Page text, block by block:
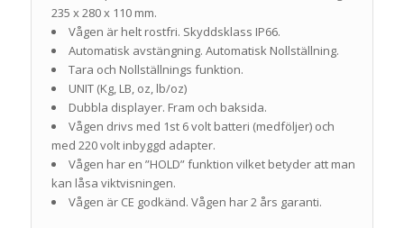
235 x 280 x 110 mm.
Vågen är helt rostfri. Skyddsklass IP66.
Automatisk avstängning. Automatisk Nollställning.
Tara och Nollställnings funktion.
UNIT (Kg, LB, oz, lb/oz)
Dubbla displayer. Fram och baksida.
Vågen drivs med 1st 6 volt batteri (medföljer) och
med 220 volt inbyggd adapter.
Vågen har en ”HOLD” funktion vilket betyder att man
kan låsa viktvisningen.
Vågen är CE godkänd. Vågen har 2 års garanti.